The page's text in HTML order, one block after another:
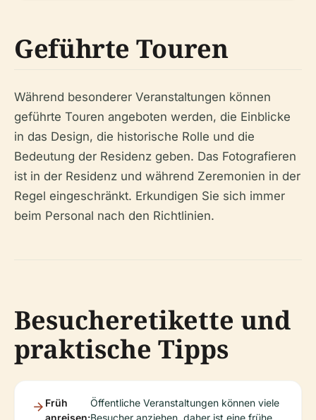
Geführte Touren
Während besonderer Veranstaltungen können
geführte Touren angeboten werden, die Einblicke
in das Design, die historische Rolle und die
Bedeutung der Residenz geben. Das Fotografieren
ist in der Residenz und während Zeremonien in der
Regel eingeschränkt. Erkundigen Sie sich immer
beim Personal nach den Richtlinien.
Besucheretikette und
praktische Tipps
Früh
Öffentliche Veranstaltungen können viele